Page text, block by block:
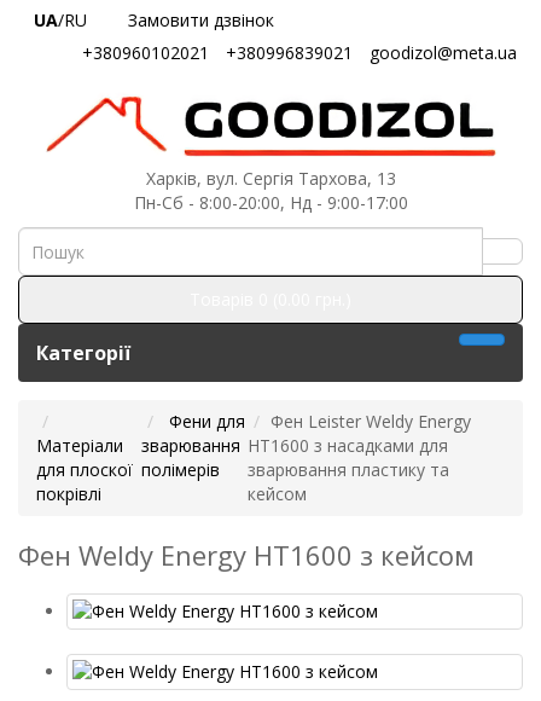
UA/RU
Замовити дзвінок
+380960102021
+380996839021 goodizol@meta.ua
Харків, вул. Сергія Тархова, 13
Пн-Сб - 8:00-20:00, Нд - 9:00-17:00
Категорії
Матеріали
для плоскої
покрівлі
Фени для
зварювання
полімерів
Фен Leister Weldy Energy
HT1600 з насадками для
зварювання пластику та
кейсом
Фен Weldy Energy HT1600 з кейсом